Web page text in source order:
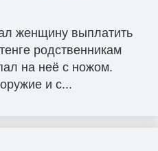
женщину выплатить
родственникам
на неё с ножом.
и с...